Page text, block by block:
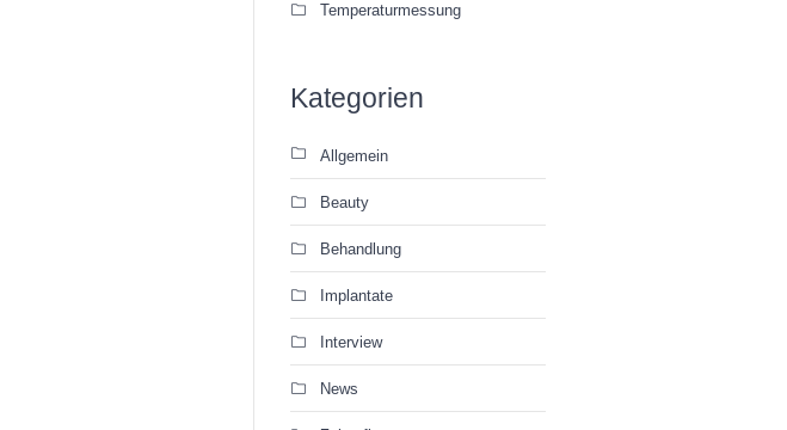
Temperaturmessung
Kategorien
Allgemein
Beauty
Behandlung
Implantate
Interview
News